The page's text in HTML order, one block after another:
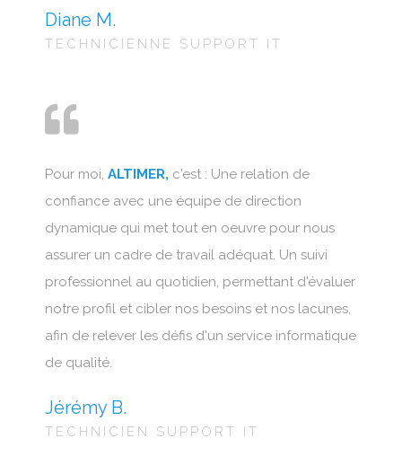
Diane M.
TECHNICIENNE SUPPORT IT
Pour moi, ALTIMER, c'est : Une relation de
confiance avec une équipe de direction
dynamique qui met tout en oeuvre pour nous
assurer un cadre de travail adéquat. Un suivi
professionnel au quotidien, permettant d'évaluer
notre profil et cibler nos besoins et nos lacunes,
afin de relever les défis d'un service informatique
de qualité.
Jérémy B.
TECHNICIEN SUPPORT IT